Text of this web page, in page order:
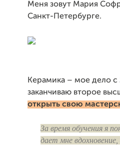
Меня зовут Мария
Санкт-Петербурге.
Керамика – мое дело с
заканчиваю второе
открыть свою
За время обучения я
дает мне